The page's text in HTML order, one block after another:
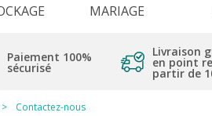
MARIAGE
Paiement 100%
sécurisé
Livraison
en point
partir de
Contactez-nous